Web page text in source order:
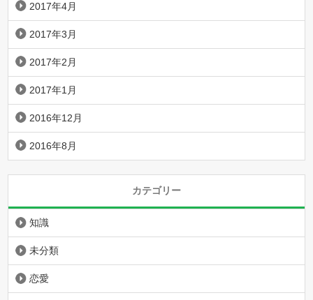
2017年4月
2017年3月
2017年2月
2017年1月
2016年12月
2016年8月
カテゴリー
知識
未分類
恋愛